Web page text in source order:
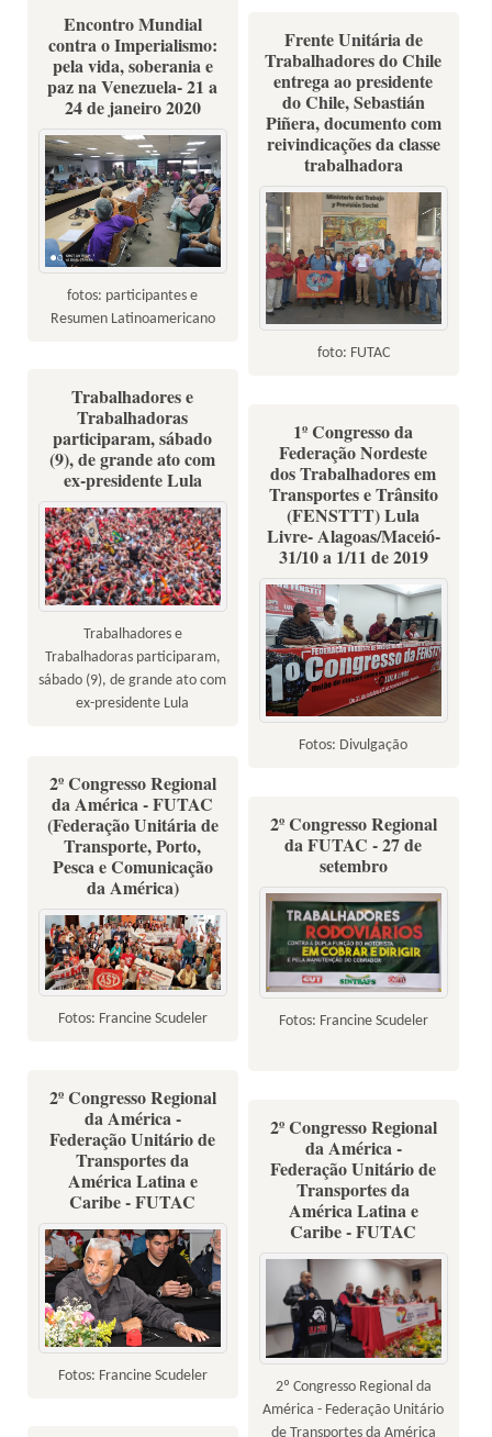
Encontro Mundial
contra o Imperialismo:
pela vida, soberania e
paz na Venezuela- 21 a
24 de janeiro 2020
fotos: participantes e
Resumen Latinoamericano
Frente Unitária de
Trabalhadores do Chile
entrega ao presidente
do Chile, Sebastián
Piñera, documento com
reivindicações da classe
trabalhadora
foto: FUTAC
Trabalhadores e
Trabalhadoras
participaram, sábado
(9), de grande ato com
ex-presidente Lula
Trabalhadores e
Trabalhadoras participaram,
sábado (9), de grande ato com
ex-presidente Lula
1º Congresso da
Federação Nordeste
dos Trabalhadores em
Transportes e Trânsito
(FENSTTT) Lula
Livre- Alagoas/Maceió-
31/10 a 1/11 de 2019
Fotos: Divulgação
2º Congresso Regional
da América - FUTAC
(Federação Unitária de
Transporte, Porto,
Pesca e Comunicação
da América)
Fotos: Francine Scudeler
2º Congresso Regional
da FUTAC - 27 de
setembro
Fotos: Francine Scudeler
2º Congresso Regional
da América -
Federação Unitário de
Transportes da
América Latina e
Caribe - FUTAC
Fotos: Francine Scudeler
2º Congresso Regional
da América -
Federação Unitário de
Transportes da
América Latina e
Caribe - FUTAC
2º Congresso Regional da
América - Federação Unitário
de Transportes da América